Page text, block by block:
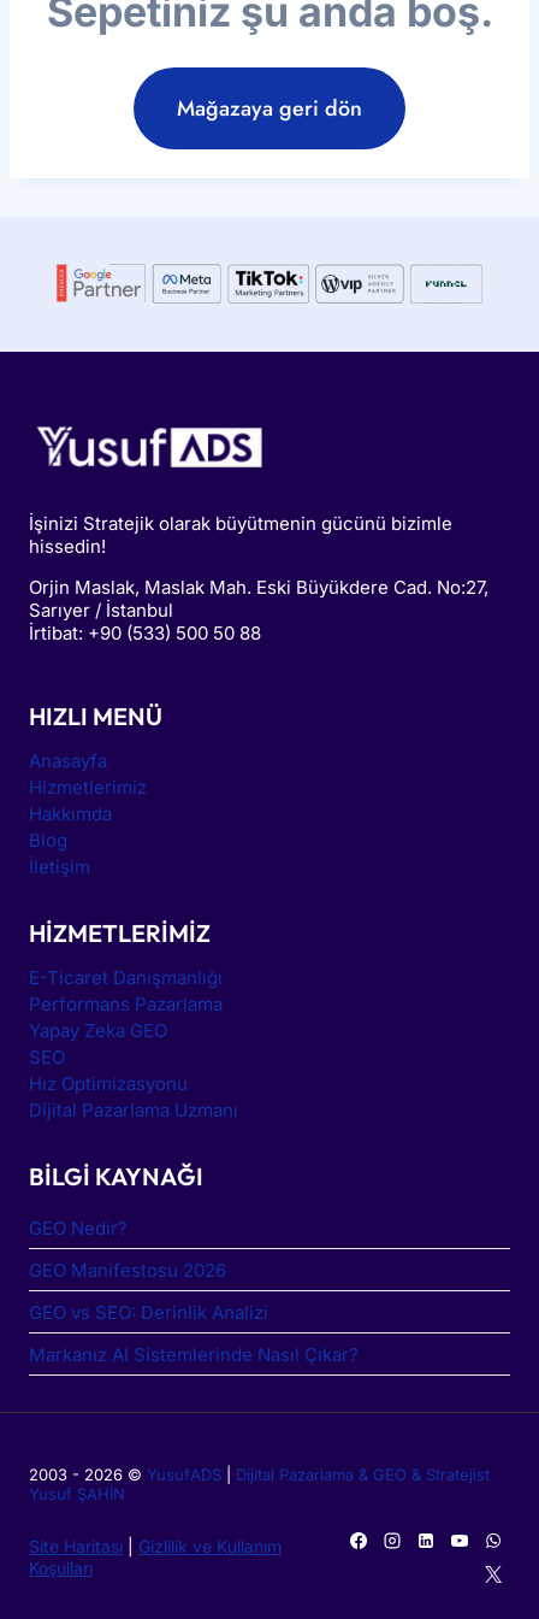
Sepetiniz şu anda boş.
Mağazaya geri dön
İşinizi Stratejik olarak büyütmenin gücünü bizimle
hissedin!
Orjin Maslak, Maslak Mah. Eski Büyükdere Cad. No:27,
Sarıyer / İstanbul
İrtibat: +90 (533) 500 50 88
HIZLI MENÜ
Anasayfa
Hizmetlerimiz
Hakkımda
Blog
İletişim
HIZMETLERIMIZ
E-Ticaret Danışmanlığı
Performans Pazarlama
Yapay Zeka GEO
SEO
Hız Optimizasyonu
Dijital Pazarlama Uzmanı
BILGI KAYNAĞI
GEO Nedir?
GEO Manifestosu 2026
GEO vs SEO: Derinlik Analizi
Markanız AI Sistemlerinde Nasıl Çıkar?
2003 - 2026 © YusufADS
Dijital Pazarlama & GEO & Stratejist
Yusuf ŞAHİN
Site Haritası
Gizlilik ve Kullanım
Koşulları